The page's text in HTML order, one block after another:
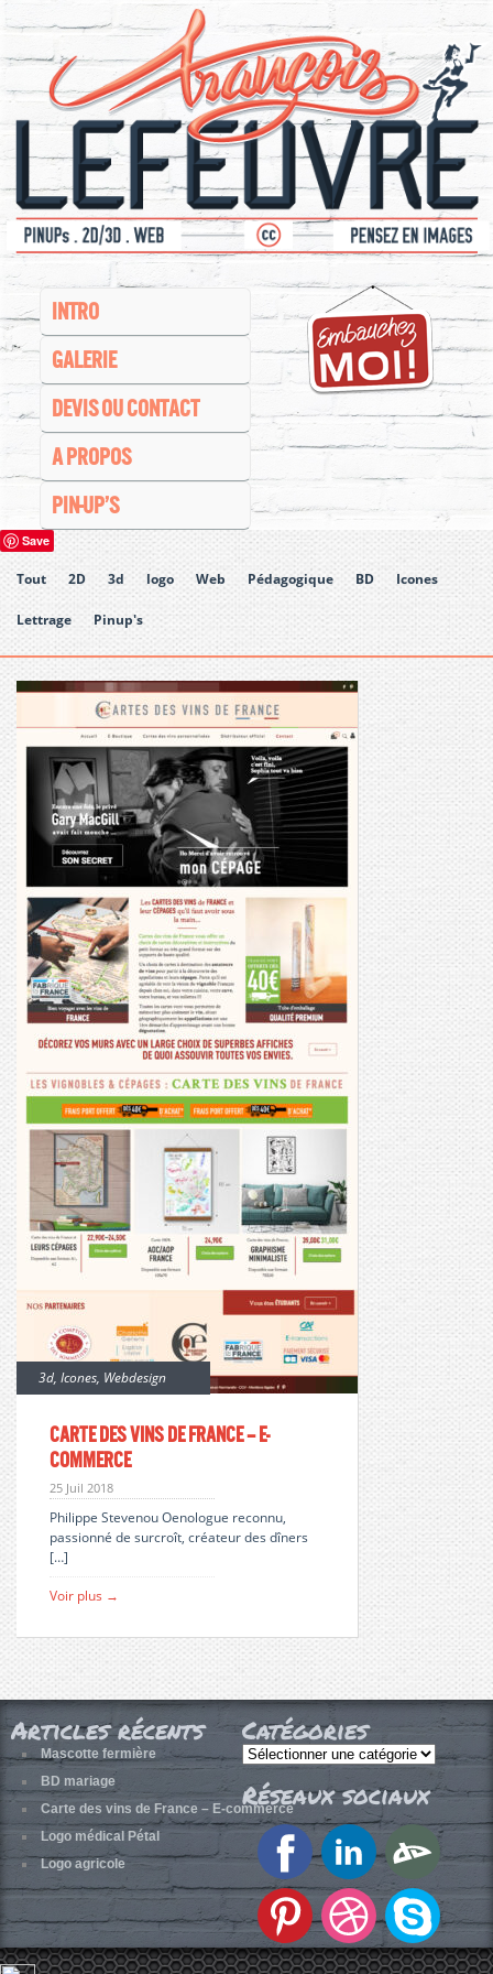
INTRO
GALERIE
DEVIS OU CONTACT
A PROPOS
PIN-UP’S
Save
Tout 2D 3d logo Web Pédagogique BD Icones
Lettrage Pinup's
3d, Icones, Webdesign
Carte des vins de France – E-
commerce
25 Juil 2018
Philippe Stevenou Oenologue reconnu,
passionné de surcroît, créateur des dîners
[…]
Voir plus →
Articles récents
Mascotte fermière
BD mariage
Carte des vins de France – E-commerce
Logo médical Pétal
Logo agricole
Catégories
Catégories
Réseaux sociaux